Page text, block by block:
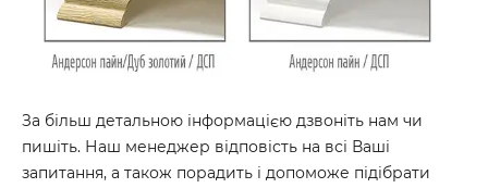
За більш детальною інформацією дзвоніть нам чи
пишіть. Наш менеджер відповість на всі Ваші
запитання, а також порадить і допоможе підібрати